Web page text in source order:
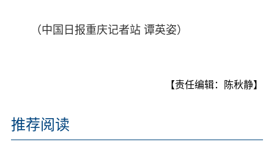
（中国日报重庆记者站 谭英姿）
【责任编辑：陈秋静】
推荐阅读